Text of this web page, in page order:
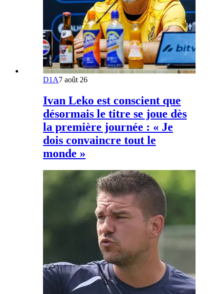
D1A7 août 26
Ivan Leko est conscient que
désormais le titre se joue dès
la première journée : « Je
dois convaincre tout le
monde »